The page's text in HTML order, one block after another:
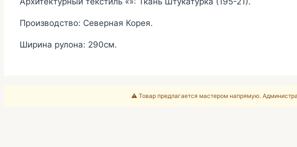
Производство: Северная Корея.
Ширина рулона: 290см.
⚠️ Товар предлагается мастером напрямую.